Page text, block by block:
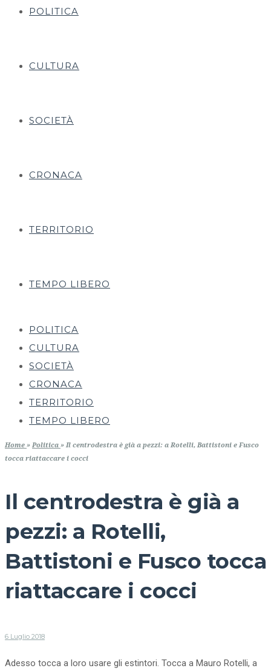
POLITICA
CULTURA
SOCIETÀ
CRONACA
TERRITORIO
TEMPO LIBERO
POLITICA
CULTURA
SOCIETÀ
CRONACA
TERRITORIO
TEMPO LIBERO
Home » Politica » Il centrodestra è già a pezzi: a Rotelli, Battistoni e Fusco
tocca riattaccare i cocci
Il centrodestra è già a
pezzi: a Rotelli,
Battistoni e Fusco tocca
riattaccare i cocci
6 Luglio 2018
Adesso tocca a loro usare gli estintori. Tocca a Mauro Rotelli, a